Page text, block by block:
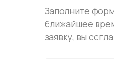
Заполните
ближайшее
заявку, вы